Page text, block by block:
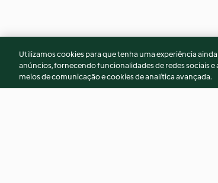
Utilizamos cookies para que tenha uma experiência
anúncios, fornecendo funcionalidades de redes sociais
meios de comunicação e cookies de analítica avançada.